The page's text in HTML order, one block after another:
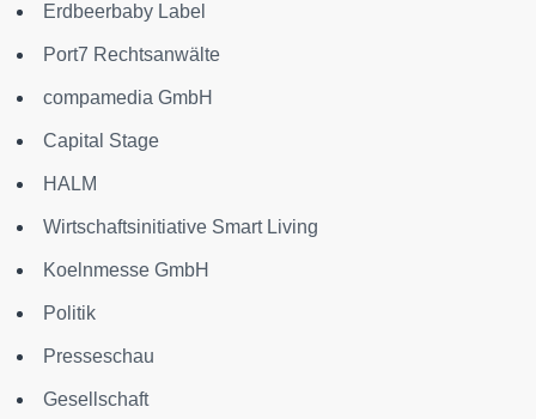
Erdbeerbaby Label
Port7 Rechtsanwälte
compamedia GmbH
Capital Stage
HALM
Wirtschaftsinitiative Smart Living
Koelnmesse GmbH
Politik
Presseschau
Gesellschaft